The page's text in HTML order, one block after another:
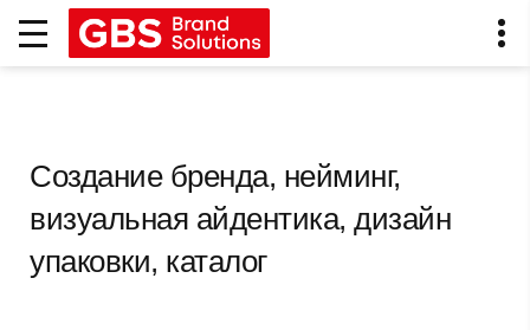
Создание бренда, нейминг,
визуальная айдентика, дизайн
упаковки, каталог